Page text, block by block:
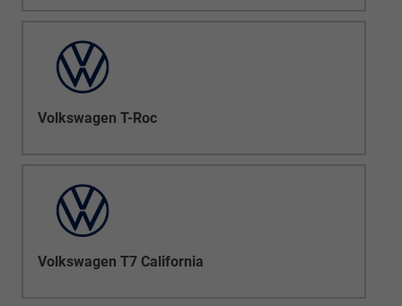
Volkswagen T-Roc
Volkswagen T7 California